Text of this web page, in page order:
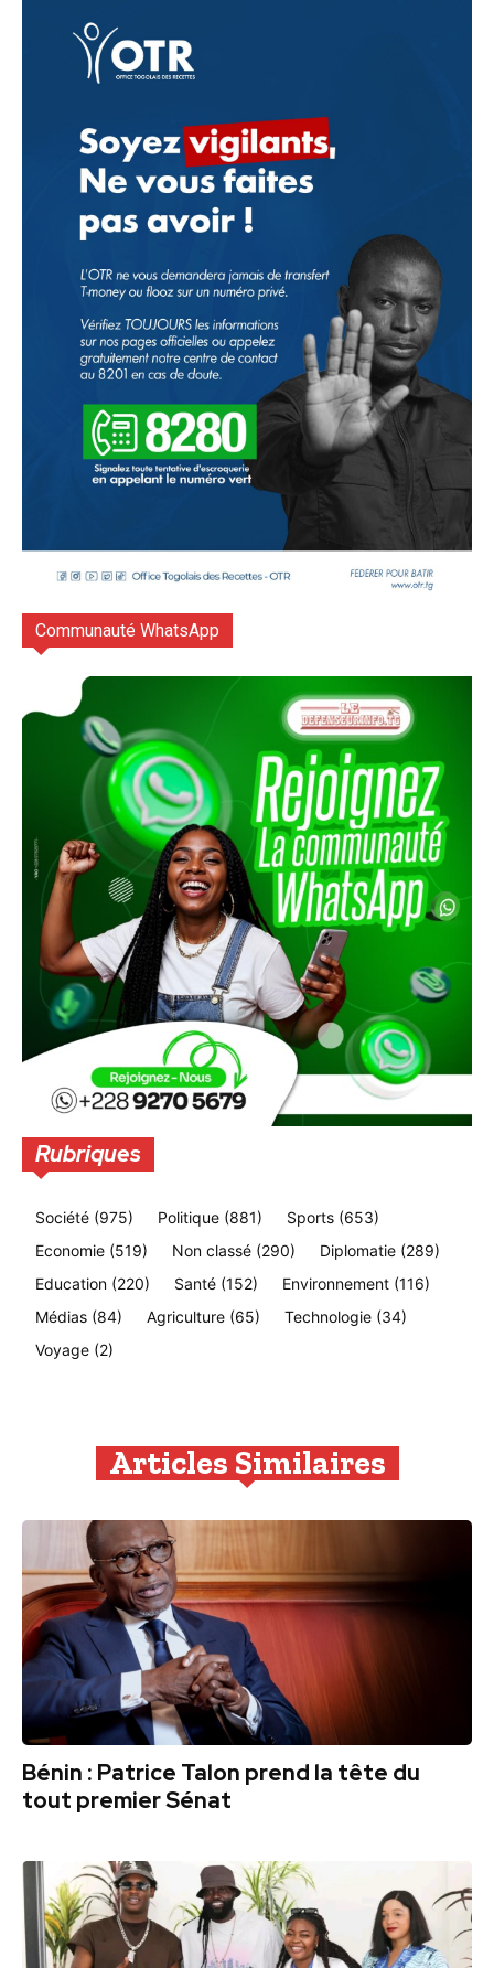
Communauté WhatsApp
Rubriques
Société (975) Politique (881) Sports (653)
Economie (519) Non classé (290) Diplomatie (289)
Education (220) Santé (152) Environnement (116)
Médias (84) Agriculture (65) Technologie (34)
Voyage (2)
Articles Similaires
Bénin : Patrice Talon prend la tête du
tout premier Sénat